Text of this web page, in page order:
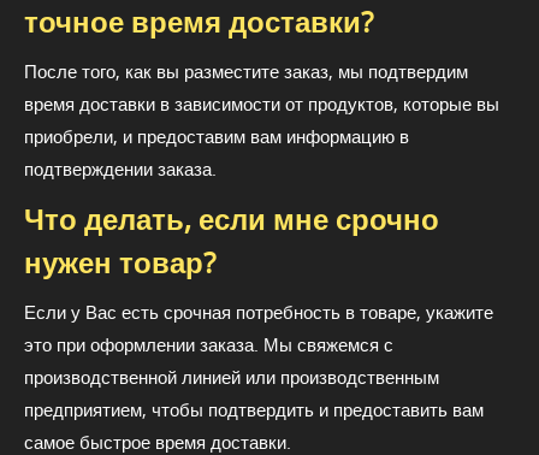
точное время доставки?
После того, как вы разместите заказ, мы подтвердим
время доставки в зависимости от продуктов, которые вы
приобрели, и предоставим вам информацию в
подтверждении заказа.
Что делать, если мне срочно
нужен товар?
Если у Вас есть срочная потребность в товаре, укажите
это при оформлении заказа. Мы свяжемся с
производственной линией или производственным
предприятием, чтобы подтвердить и предоставить вам
самое быстрое время доставки.